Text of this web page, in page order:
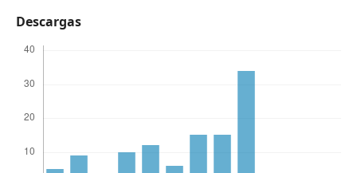
Descargas